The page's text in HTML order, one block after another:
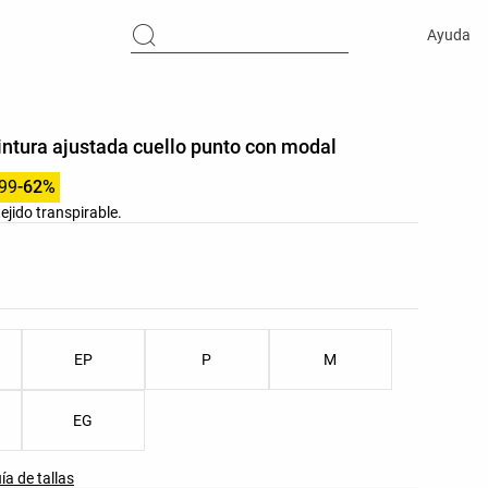
Ayuda
del producto
ajustada cuello punto con modal
-62%
transpirable.
del producto
EP P M
EG
de tallas